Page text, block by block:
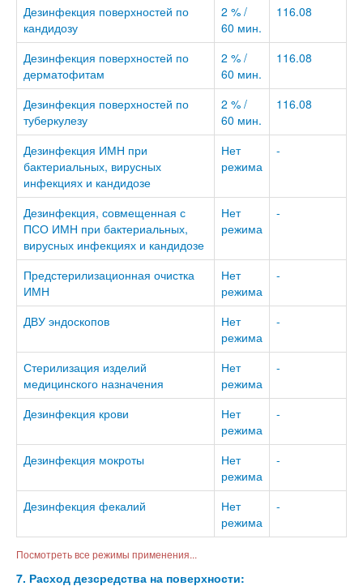
Дезинфекция поверхностей по
кандидозу
2 % /
60 мин.
116.08
Дезинфекция поверхностей по
дерматофитам
2 % /
60 мин.
116.08
Дезинфекция поверхностей по
туберкулезу
2 % /
60 мин.
116.08
Дезинфекция ИМН при
бактериальных, вирусных
инфекциях и кандидозе
Нет
режима
-
Дезинфекция, совмещенная с
ПСО ИМН при бактериальных,
вирусных инфекциях и кандидозе
Нет
режима
-
Предстерилизационная очистка
ИМН
Нет
режима
-
ДВУ эндоскопов
Нет
режима
-
Стерилизация изделий
медицинского назначения
Нет
режима
-
Дезинфекция крови
Нет
режима
-
Дезинфекция мокроты
Нет
режима
-
Дезинфекция фекалий
Нет
режима
-
Посмотреть все режимы применения...
7. Расход дезсредства на поверхности: